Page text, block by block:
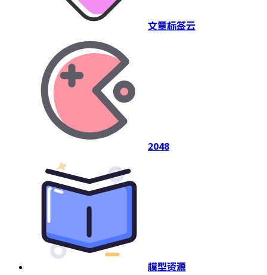
文章标签云
2048
模型资源